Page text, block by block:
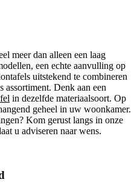
meer dan alleen een laag
een echte aanvulling op
uitstekend te combineren
assortiment. Denk aan een
in dezelfde materiaalsoort. Op
geheel in uw woonkamer.
Kom gerust langs in onze
u adviseren naar wens.